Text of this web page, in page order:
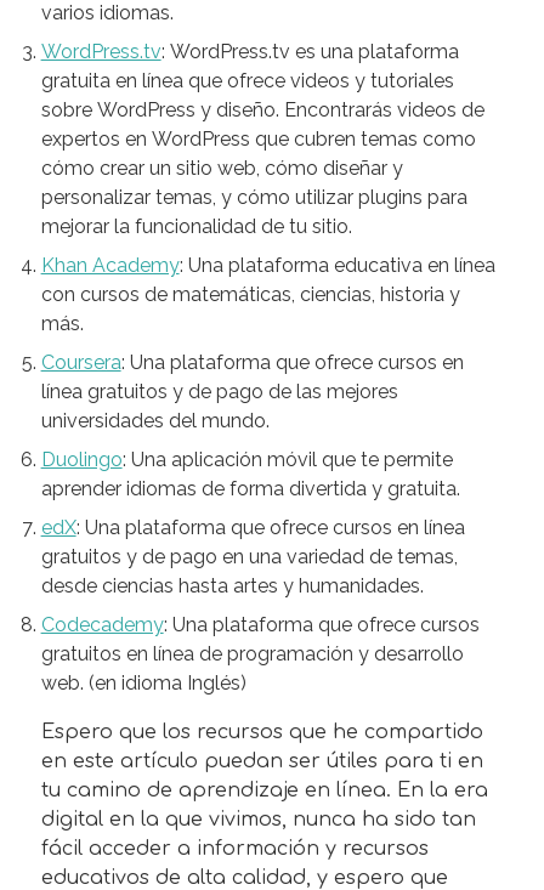
varios idiomas.
WordPress.tv: WordPress.tv es una plataforma
gratuita en línea que ofrece videos y tutoriales
sobre WordPress y diseño. Encontrarás videos de
expertos en WordPress que cubren temas como
cómo crear un sitio web, cómo diseñar y
personalizar temas, y cómo utilizar plugins para
mejorar la funcionalidad de tu sitio.
Khan Academy: Una plataforma educativa en línea
con cursos de matemáticas, ciencias, historia y
más.
Coursera: Una plataforma que ofrece cursos en
línea gratuitos y de pago de las mejores
universidades del mundo.
Duolingo: Una aplicación móvil que te permite
aprender idiomas de forma divertida y gratuita.
edX: Una plataforma que ofrece cursos en línea
gratuitos y de pago en una variedad de temas,
desde ciencias hasta artes y humanidades.
Codecademy: Una plataforma que ofrece cursos
gratuitos en línea de programación y desarrollo
web. (en idioma Inglés)
Espero que los recursos que he compartido
en este artículo puedan ser útiles para ti en
tu camino de aprendizaje en línea. En la era
digital en la que vivimos, nunca ha sido tan
fácil acceder a información y recursos
educativos de alta calidad, y espero que